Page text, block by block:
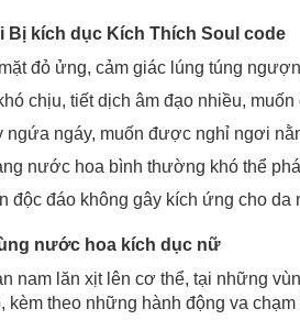
Bị kích dục Kích Thích Soul code
đỏ ửng, cảm giác lúng túng
chịu, tiết dịch âm đạo nhiều,
ngứa ngáy, muốn được nghỉ ngơi
nước hoa bình thường khó thể
độc đáo không gây kích ứng cho
nước hoa kích dục nữ
nam lăn xịt lên cơ thể, tại những
kèm theo những hành động va